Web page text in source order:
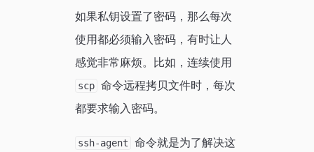
如果私钥设置了密码，那么每次
使用都必须输入密码，有时让人
感觉非常麻烦。比如，连续使用
scp 命令远程拷贝文件时，每次
都要求输入密码。
ssh-agent
命令就是为了解决这